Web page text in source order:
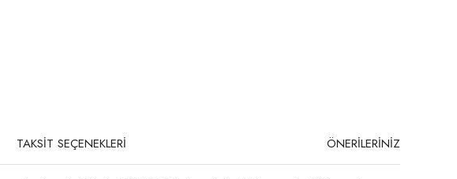
TAKSİT SEÇENEKLERİ ÖNERİLERİNİZ